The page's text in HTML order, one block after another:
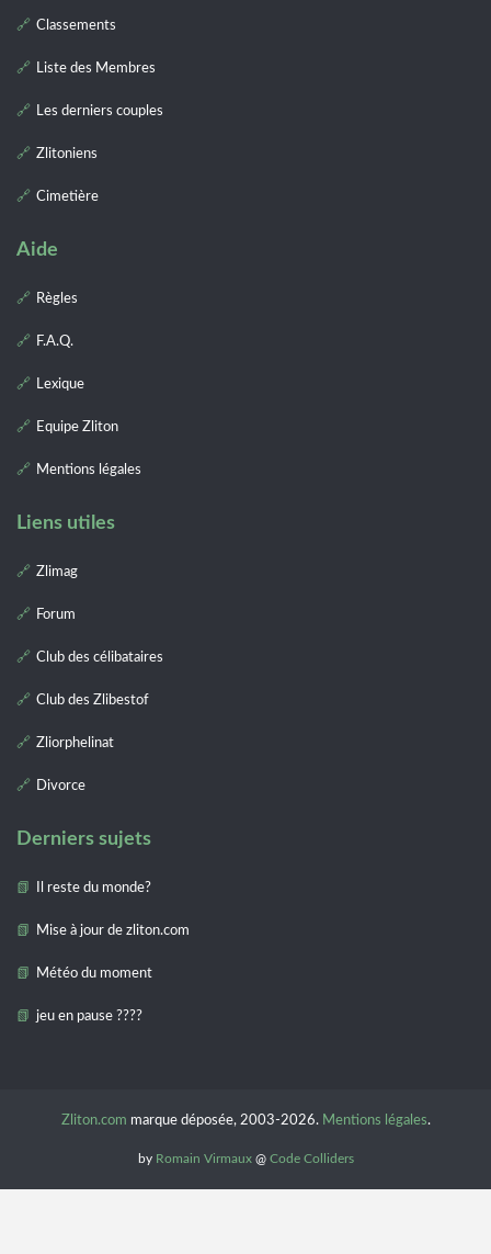
Classements
Liste des Membres
Les derniers couples
Zlitoniens
Cimetière
Aide
Règles
F.A.Q.
Lexique
Equipe Zliton
Mentions légales
Liens utiles
Zlimag
Forum
Club des célibataires
Club des Zlibestof
Zliorphelinat
Divorce
Derniers sujets
Il reste du monde?
Mise à jour de zliton.com
Météo du moment
jeu en pause ????
Zliton.com marque déposée, 2003-2026. Mentions légales.
by Romain Virmaux@ Code Colliders